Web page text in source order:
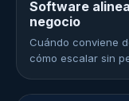
Software
negocio
Cuándo conviene
cómo escalar sin